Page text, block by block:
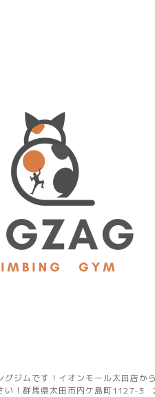
グジムです！イオンモール太田店
い！群馬県太田市内ケ島町1127-3